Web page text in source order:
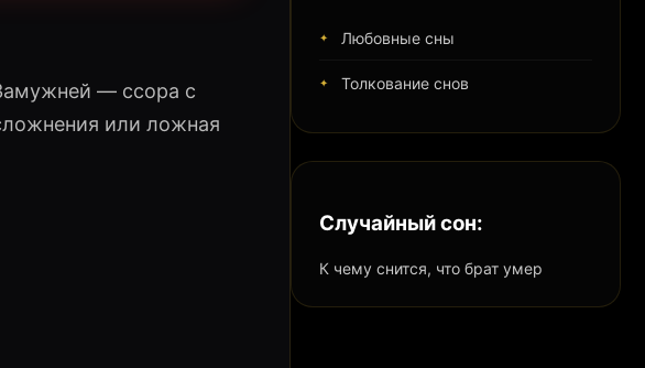
— ссора с
или ложная
Любовные сны
Толкование снов
Случайный сон:
К чему снится, что брат умер